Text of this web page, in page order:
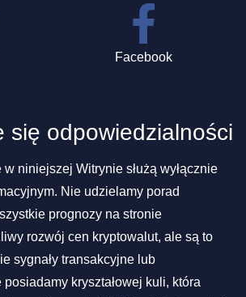
Facebook
się odpowiedzialności
w niniejszej Witrynie służą wyłącznie
Nie udzielamy porad
prognozy na stronie
rozwój cen kryptowalut, ale są to
sygnały transakcyjne lub
kryształowej kuli, która